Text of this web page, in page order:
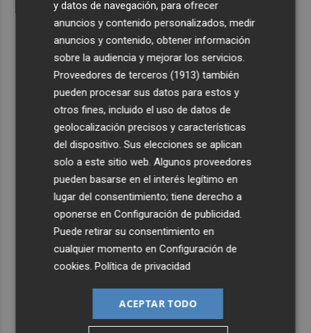
y datos de navegación, para ofrecer
anuncios y contenido personalizados, medir
anuncios y contenido, obtener información
sobre la audiencia y mejorar los servicios.
Proveedores de terceros (1913) también
pueden procesar sus datos para estos y
otros fines, incluido el uso de datos de
geolocalización precisos y características
del dispositivo. Sus elecciones se aplican
solo a este sitio web. Algunos proveedores
pueden basarse en el interés legítimo en
lugar del consentimiento; tiene derecho a
oponerse enConfiguración de publicidad
Puede retirar su consentimiento en
cualquier momento enConfiguración de
cookies .Política de privacidad
ACEPTAR TODO